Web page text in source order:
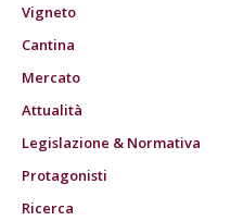
Vigneto
Cantina
Mercato
Attualità
Legislazione & Normativa
Protagonisti
Ricerca